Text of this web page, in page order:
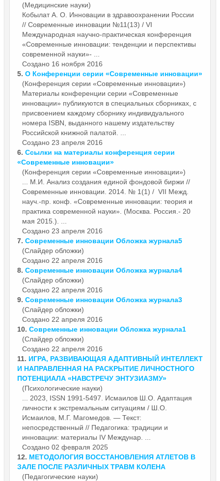
(Медицинские науки)
Кобылат А. О. Инновации в здравоохранении России
// Современные инновации №11(13) / VI
Международная научно-практическая конференция
«Современные инновации: тенденции и перспективы
современной науки»- ...
Создано 16 ноября 2016
5. О Конференции серии «Современные инновации»
(Конференция серии «Современные инновации»)
Материалы конференции серии «Современные
инновации» публикуются в специальных сборниках, с
присвоением каждому сборнику индивидуального
номера ISBN, выданного нашему издательству
Российской книжной палатой. ...
Создано 23 апреля 2016
6. Ссылки на материалы конференция серии
«Современные инновации»
(Конференция серии «Современные инновации»)
... М.И. Анализ создания единой фондовой биржи //
Современные инновации . 2014. № 1(1) / VII Межд.
науч.-пр. конф. «Современные инновации: теория и
практика современной науки». (Москва. Россия.- 20
мая 2015.). ...
Создано 23 апреля 2016
7. Современные инновации Обложка журнала5
(Слайдер обложки)
Создано 22 апреля 2016
8. Современные инновации Обложка журнала4
(Слайдер обложки)
Создано 22 апреля 2016
9. Современные инновации Обложка журнала3
(Слайдер обложки)
Создано 22 апреля 2016
10. Современные инновации Обложка журнала1
(Слайдер обложки)
Создано 22 апреля 2016
11. ИГРА, РАЗВИВАЮЩАЯ АДАПТИВНЫЙ ИНТЕЛЛЕКТ
И НАПРАВЛЕННАЯ НА РАСКРЫТИЕ ЛИЧНОСТНОГО
ПОТЕНЦИАЛА «НАВСТРЕЧУ ЭНТУЗИАЗМУ»
(Психологические науки)
... 2023, ISSN 1991-5497. Исмаилов Ш.О. Адаптация
личности к экстремальным ситуациям / Ш.О.
Исмаилов, М.Г. Магомедов. — Текст:
непосредственный // Педагогика: традиции и
инновации: материалы IV Междунар. ...
Создано 02 февраля 2025
12. МЕТОДОЛОГИЯ ВОССТАНОВЛЕНИЯ АТЛЕТОВ В
ЗАЛЕ ПОСЛЕ РАЗЛИЧНЫХ ТРАВМ КОЛЕНА
(Педагогические науки)